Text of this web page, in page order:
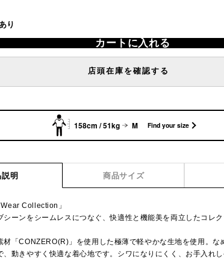
り
カートに入れる
店頭在庫を確認する
158cm / 51kg M Find your size
明 商品サイズ
Collection」
シーンをシームレスにつなぐ、快適性と機能美を両立したコレク
材「CONZERO(R)」を使用した極薄で軽やかな生地を使用。な
、動きやすく快適な着心地です。シワになりにくく、お手入れ